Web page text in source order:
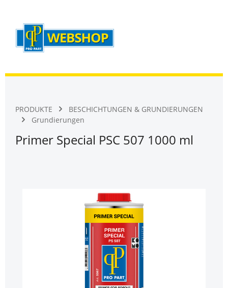
PRODUKTE
BESCHICHTUNGEN & GRUNDIERUNGEN
Grundierungen
Primer Special PSC 507 1000 ml
Bildergalerie überspringen